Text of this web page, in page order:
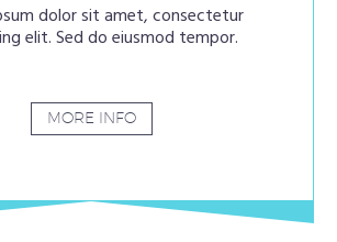
dolor sit amet, consectetur
elit. Sed do eiusmod tempor.
MORE INFO